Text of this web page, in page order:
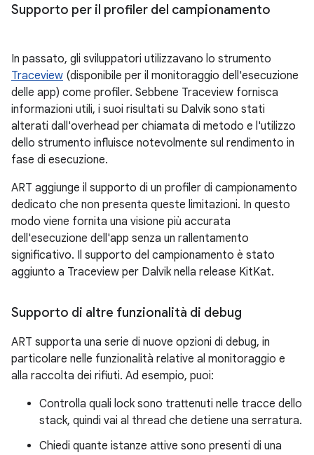
Supporto per il profiler del campionamento
In passato, gli sviluppatori utilizzavano lo strumento
Traceview (disponibile per il monitoraggio dell'esecuzione
delle app) come profiler. Sebbene Traceview fornisca
informazioni utili, i suoi risultati su Dalvik sono stati
alterati dall'overhead per chiamata di metodo e l'utilizzo
dello strumento influisce notevolmente sul rendimento in
fase di esecuzione.
ART aggiunge il supporto di un profiler di campionamento
dedicato che non presenta queste limitazioni. In questo
modo viene fornita una visione più accurata
dell'esecuzione dell'app senza un rallentamento
significativo. Il supporto del campionamento è stato
aggiunto a Traceview per Dalvik nella release KitKat.
Supporto di altre funzionalità di debug
ART supporta una serie di nuove opzioni di debug, in
particolare nelle funzionalità relative al monitoraggio e
alla raccolta dei rifiuti. Ad esempio, puoi:
Controlla quali lock sono trattenuti nelle tracce dello
stack, quindi vai al thread che detiene una serratura.
Chiedi quante istanze attive sono presenti di una